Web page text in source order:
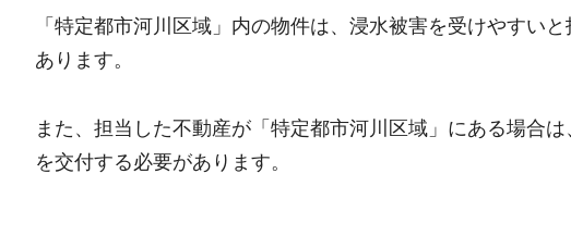
「特定都市河川区域」内の物件は、浸水被害を受けやすい
あります。
また、担当した不動産が「特定都市河川区域」にある場合
を交付する必要があります。